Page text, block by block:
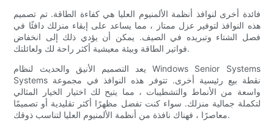
فائدة أخرى لنوافذ أنظمة الألمنيوم العليا هي كفاءة الطاقة. تم تصميم
هذه النوافذ لتوفير عزل ممتاز ، مما يساعد على إبقاء منزلك دافئًا في
فصل الشتاء وتبريده في الصيف. يمكن أن يؤدي ذلك إلى انخفاض
فواتير الطاقة وبيئة معيشية أكثر راحة لك ولعائلتك.
يعد التصميم الأنيق والحديث لنظام Windows Senior Systems
Systems نقطة بيع رئيسية أخرى. تتوفر هذه النوافذ في مجموعة
واسعة من الأنماط والتشطيبات ، مما يتيح لك اختيار الخيار المثالي
لتكملة جمالية منزلك. سواء كنت تفضل مظهرًا أكثر تقليدية أو تصميمًا
معاصرًا ، فهناك نافذة من أنظمة الألمنيوم العليا لتناسب ذوقك.